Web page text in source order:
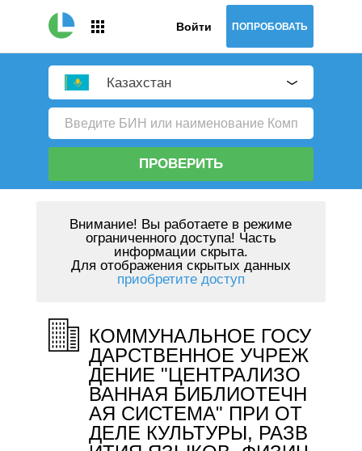
Войти ПОПРОБОВАТЬ
Казахстан
ПРОВЕРИТЬ
Внимание! Вы работаете в режиме
ограниченного доступа! Часть
информации скрыта.
Для отображения скрытых данных
приобретите доступ
КОММУНАЛЬНОЕ ГОСУ
ДАРСТВЕННОЕ УЧРЕЖ
ДЕНИЕ "ЦЕНТРАЛИЗО
ВАННАЯ БИБЛИОТЕЧН
АЯ СИСТЕМА" ПРИ ОТ
ДЕЛЕ КУЛЬТУРЫ, РАЗВ